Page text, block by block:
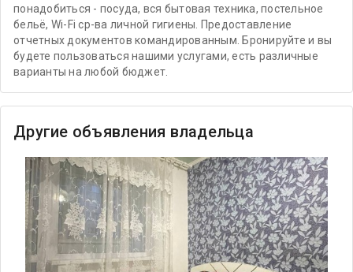
понадобиться - посуда, вся бытовая техника, постельное
бельё, Wi-Fi ср-ва личной гигиены. Предоставление
отчетных документов командированным. Бронируйте и вы
будете пользоваться нашими услугами, есть различные
варианты на любой бюджет.
Другие объявления владельца